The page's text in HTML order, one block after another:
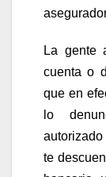
La gente
cuenta o
que en
lo
te